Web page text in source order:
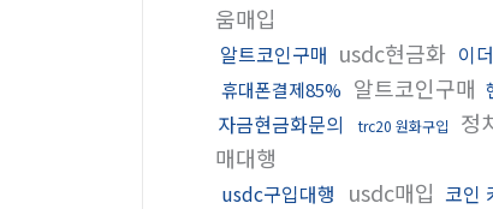
움매입
알트코인구매 usdc현금화 이
휴대폰결제85% 알트코인구매
자금현금화문의 trc20 원화구입 정
매대행
usdc구입대행 usdc매입 코인